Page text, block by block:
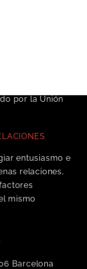
entusiasmo e
relaciones,
mismo
Barcelona